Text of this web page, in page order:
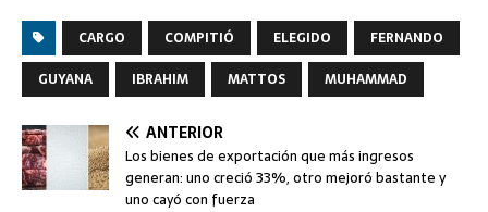
CARGO COMPITIÓ ELEGIDO
FERNANDO
GUYANA
IBRAHIM MATTOS MUHAMMAD
ANTERIOR
Los bienes de exportación que más ingresos
generan: uno creció 33%, otro mejoró bastante y
uno cayó con fuerza